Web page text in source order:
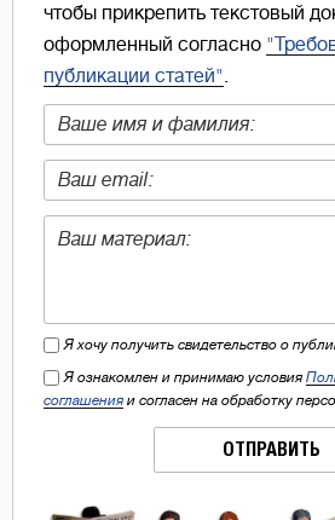
чтобы прикрепить текстовый
оформленный согласно
публикации статей".
Я хочу получить свидетельство о
Я ознакомлен и принимаю условия
соглашения и согласен на обработку
ОТПРАВИТЬ